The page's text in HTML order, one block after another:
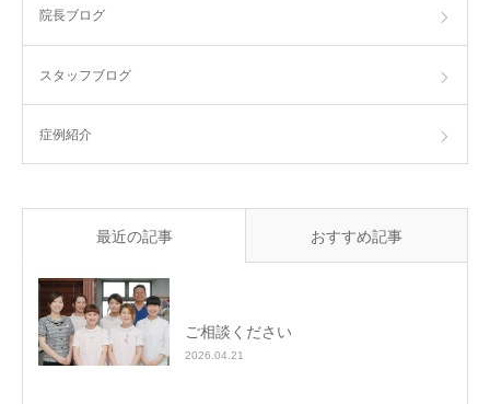
院長ブログ
スタッフブログ
症例紹介
最近の記事 おすすめ記事
ご相談ください
2026.04.21